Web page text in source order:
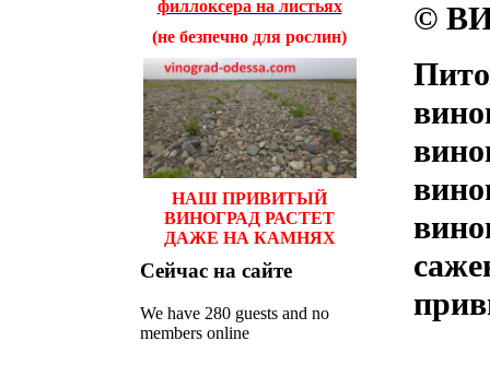
филлоксера на листьях
(не безпечно для рослин)
НАШ ПРИВИТЫЙ
ВИНОГРАД РАСТЕТ
ДАЖЕ НА КАМНЯХ
Сейчас на сайте
We have 280 guests and no
members online
©